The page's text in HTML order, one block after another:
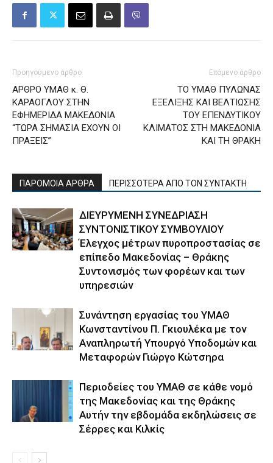
Προηγούμενο άρθρο
ΑΡΘΡΟ ΥΜΑΘ κ. Θ.
ΚΑΡΑΟΓΛΟΥ ΣΤΗΝ
ΕΦΗΜΕΡΙΔΑ ΜΑΚΕΔΟΝΙΑ
“ΤΩΡΑ ΣΗΜΑΣΙΑ ΕΧΟΥΝ ΟΙ
ΠΡΑΞΕΙΣ”
Επόμενο άρθρο
ΤΟ ΥΜΑΘ ΠΥΛΩΝΑΣ
ΕΞΕΛΙΞΗΣ ΚΑΙ ΒΕΛΤΙΩΣΗΣ
ΤΟΥ ΕΠΕΝΔΥΤΙΚΟΥ
ΚΛΙΜΑΤΟΣ ΣΤΗ ΜΑΚΕΔΟΝΙΑ
ΚΑΙ ΤΗ ΘΡΑΚΗ
ΠΑΡΟΜΟΙΑ ΑΡΘΡΑ ΠΕΡΙΣΣΟΤΕΡΑ ΑΠΟ ΤΟΝ ΣΥΝΤΑΚΤΗ
ΔΙΕΥΡΥΜΕΝΗ ΣΥΝΕΔΡΙΑΣΗ
ΣΥΝΤΟΝΙΣΤΙΚΟΥ ΣΥΜΒΟΥΛΙΟΥ
Έλεγχος μέτρων πυροπροστασίας σε
επίπεδο Μακεδονίας – Θράκης
Συντονισμός των φορέων και των
υπηρεσιών
Συνάντηση εργασίας του ΥΜΑΘ
Κωνσταντίνου Π. Γκιουλέκα με τον
Αναπληρωτή Υπουργό Υποδομών και
Μεταφορών Γιώργο Κώτσηρα
Περιοδείες του ΥΜΑΘ σε κάθε νομό
της Μακεδονίας και της Θράκης
Αυτήν την εβδομάδα εκδηλώσεις σε
Σέρρες και Κιλκίς